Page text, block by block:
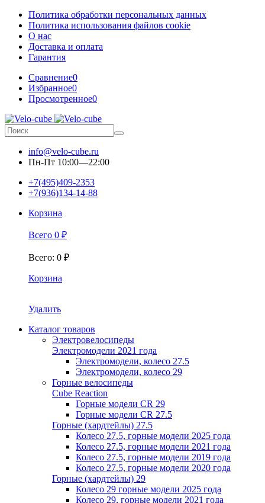
Политика обработки персональных данных
Политика использования файлов cookie
О нас
Доставка и оплата
Гарантия
Сравнение0
Избранное0
Просмотренное0
info@velo-cube.ru
Пн-Пт 10:00—22:00
+7(495)409-2353
+7(936)134-14-88
Корзина
Всего 0 ₽
Всего: 0 ₽
Корзина
Удалить
Каталог товаров
Электровелосипеды
Электромодели 2021 года
Электромодели, колесо 27.5
Электромодели, колесо 29
Горные велосипеды
Cube Reaction
Горные модели CR 29
Горные модели CR 27.5
Горные (хардтейлы) 27.5
Колесо 27.5, горные модели 2025 года
Колесо 27.5, горные модели 2021 года
Колесо 27.5, горные модели 2019 года
Колесо 27.5, горные модели 2020 года
Горные (хардтейлы) 29
Колесо 29 горные модели 2025 года
Колесо 29, горные модели 2021 года